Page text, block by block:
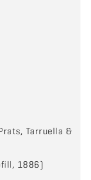
Tarruella &
1886)